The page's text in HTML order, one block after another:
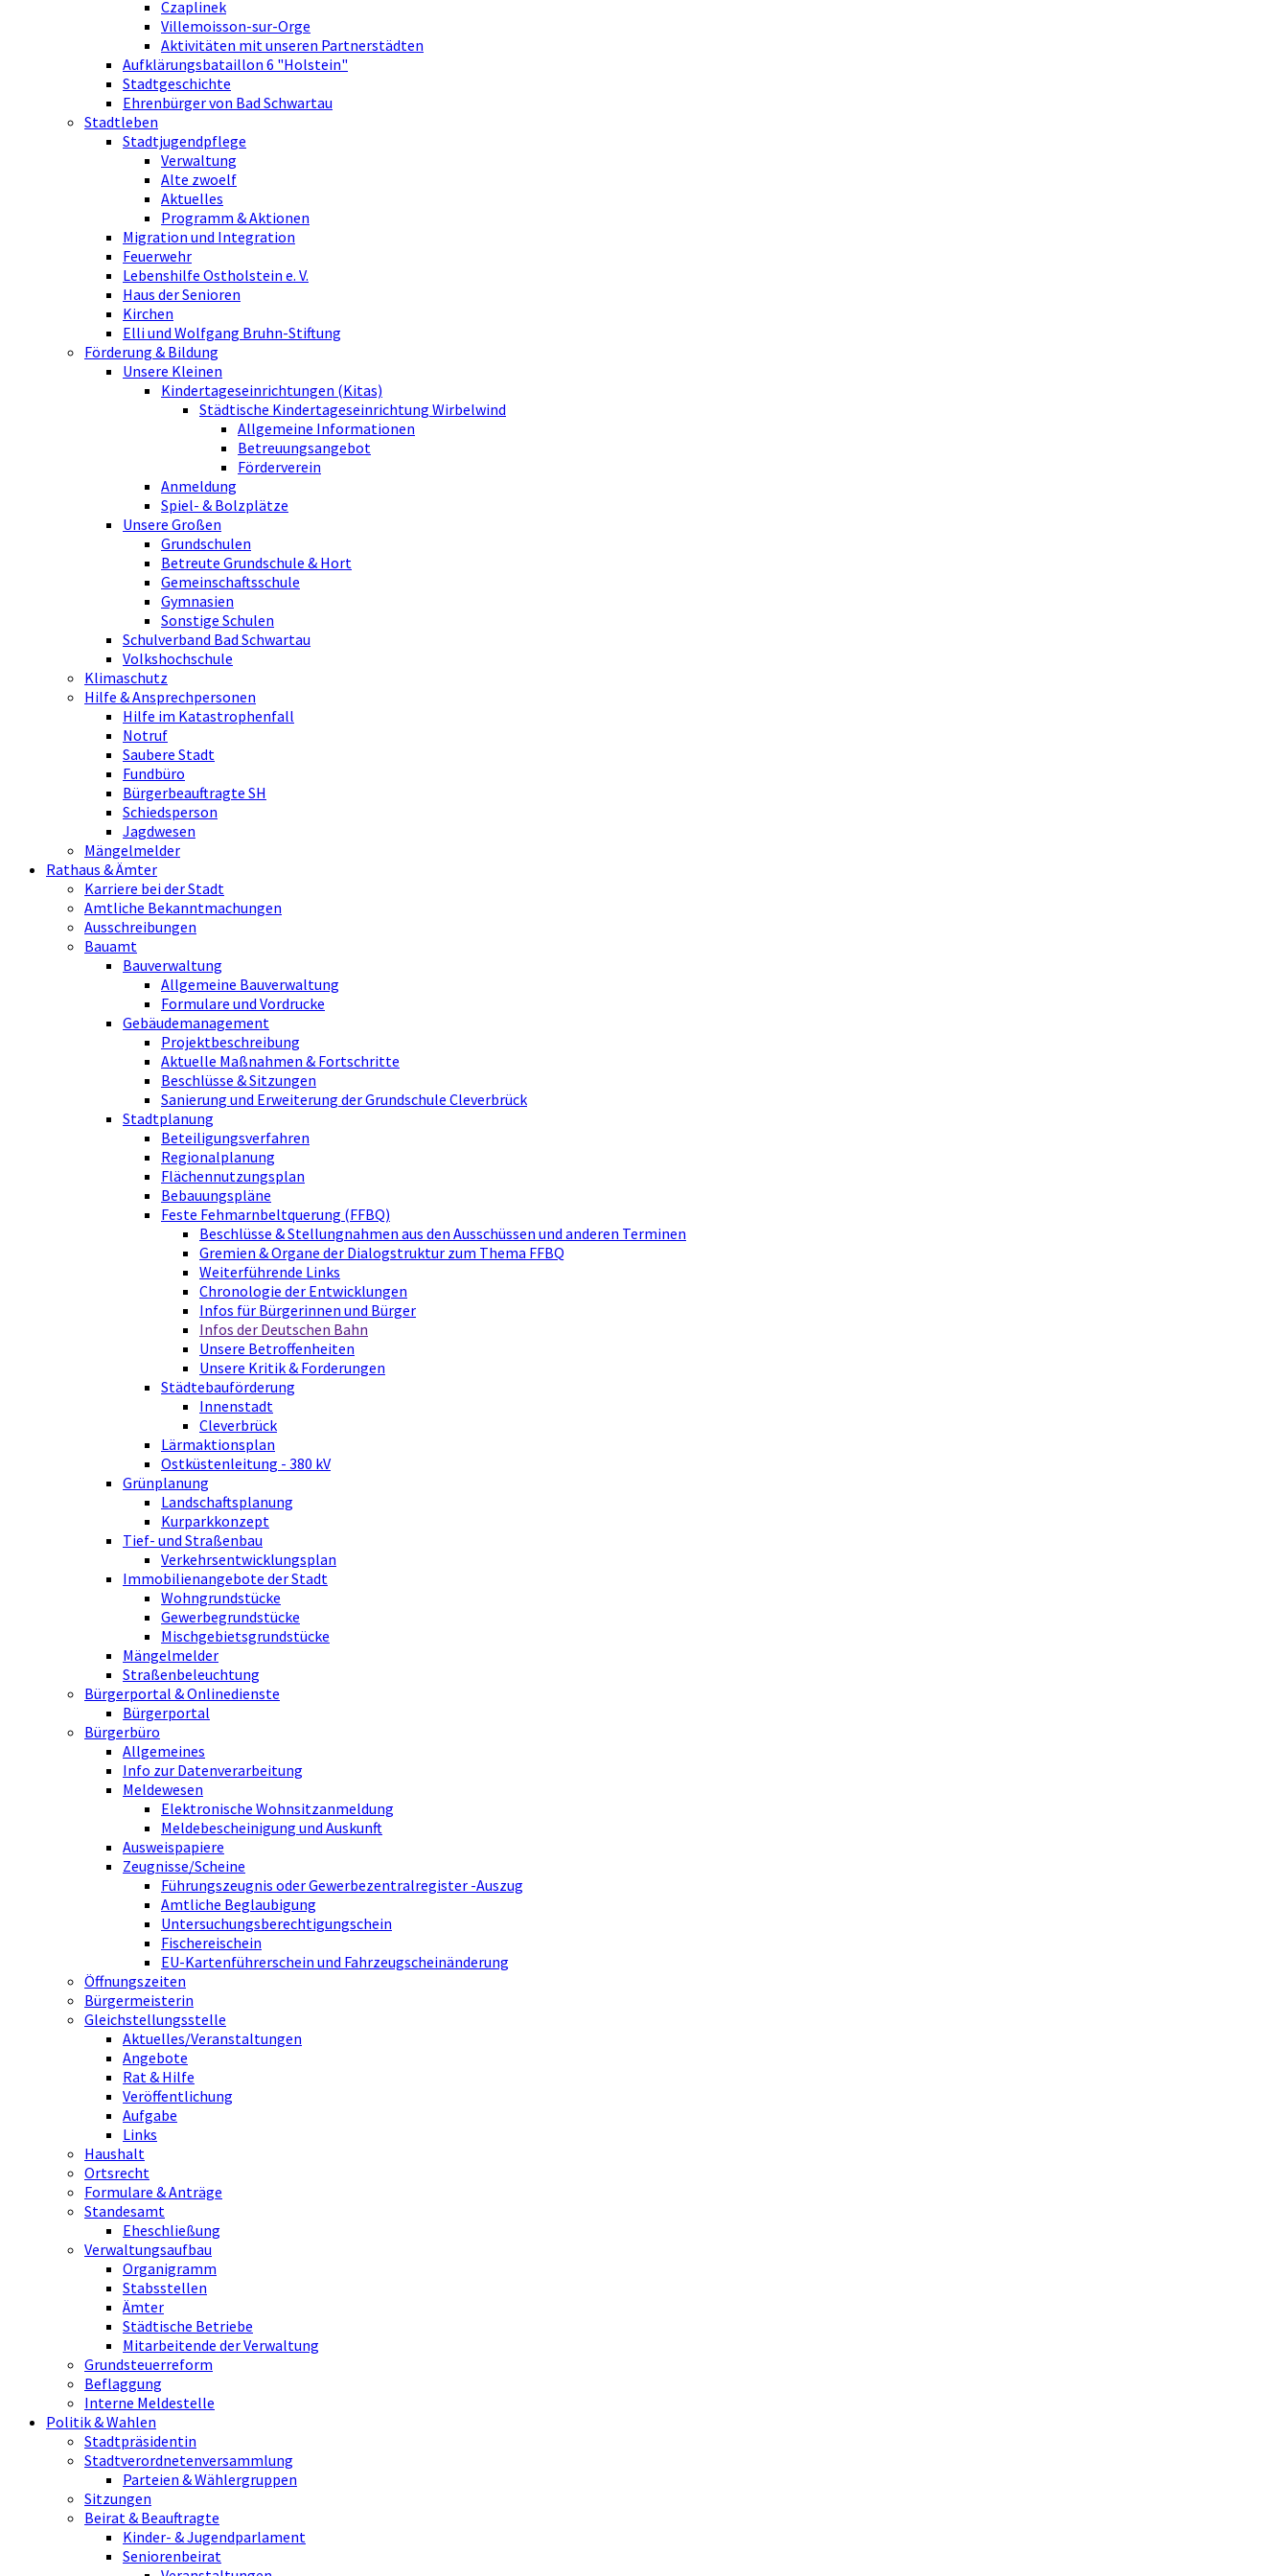
Czaplinek
Villemoisson-sur-Orge
Aktivitäten mit unseren Partnerstädten
Aufklärungsbataillon 6 "Holstein"
Stadtgeschichte
Ehrenbürger von Bad Schwartau
Stadtleben
Stadtjugendpflege
Verwaltung
Alte zwoelf
Aktuelles
Programm & Aktionen
Migration und Integration
Feuerwehr
Lebenshilfe Ostholstein e. V.
Haus der Senioren
Kirchen
Elli und Wolfgang Bruhn-Stiftung
Förderung & Bildung
Unsere Kleinen
Kindertageseinrichtungen (Kitas)
Städtische Kindertageseinrichtung Wirbelwind
Allgemeine Informationen
Betreuungsangebot
Förderverein
Anmeldung
Spiel- & Bolzplätze
Unsere Großen
Grundschulen
Betreute Grundschule & Hort
Gemeinschaftsschule
Gymnasien
Sonstige Schulen
Schulverband Bad Schwartau
Volkshochschule
Klimaschutz
Hilfe & Ansprechpersonen
Hilfe im Katastrophenfall
Notruf
Saubere Stadt
Fundbüro
Bürgerbeauftragte SH
Schiedsperson
Jagdwesen
Mängelmelder
Rathaus & Ämter
Karriere bei der Stadt
Amtliche Bekanntmachungen
Ausschreibungen
Bauamt
Bauverwaltung
Allgemeine Bauverwaltung
Formulare und Vordrucke
Gebäudemanagement
Projektbeschreibung
Aktuelle Maßnahmen & Fortschritte
Beschlüsse & Sitzungen
Sanierung und Erweiterung der Grundschule Cleverbrück
Stadtplanung
Beteiligungsverfahren
Regionalplanung
Flächennutzungsplan
Bebauungspläne
Feste Fehmarnbeltquerung (FFBQ)
Beschlüsse & Stellungnahmen aus den Ausschüssen und anderen Terminen
Gremien & Organe der Dialogstruktur zum Thema FFBQ
Weiterführende Links
Chronologie der Entwicklungen
Infos für Bürgerinnen und Bürger
Infos der Deutschen Bahn
Unsere Betroffenheiten
Unsere Kritik & Forderungen
Städtebauförderung
Innenstadt
Cleverbrück
Lärmaktionsplan
Ostküstenleitung - 380 kV
Grünplanung
Landschaftsplanung
Kurparkkonzept
Tief- und Straßenbau
Verkehrsentwicklungsplan
Immobilienangebote der Stadt
Wohngrundstücke
Gewerbegrundstücke
Mischgebietsgrundstücke
Mängelmelder
Straßenbeleuchtung
Bürgerportal & Onlinedienste
Bürgerportal
Bürgerbüro
Allgemeines
Info zur Datenverarbeitung
Meldewesen
Elektronische Wohnsitzanmeldung
Meldebescheinigung und Auskunft
Ausweispapiere
Zeugnisse/Scheine
Führungszeugnis oder Gewerbezentralregister -Auszug
Amtliche Beglaubigung
Untersuchungsberechtigungschein
Fischereischein
EU-Kartenführerschein und Fahrzeugscheinänderung
Öffnungszeiten
Bürgermeisterin
Gleichstellungsstelle
Aktuelles/Veranstaltungen
Angebote
Rat & Hilfe
Veröffentlichung
Aufgabe
Links
Haushalt
Ortsrecht
Formulare & Anträge
Standesamt
Eheschließung
Verwaltungsaufbau
Organigramm
Stabsstellen
Ämter
Städtische Betriebe
Mitarbeitende der Verwaltung
Grundsteuerreform
Beflaggung
Interne Meldestelle
Politik & Wahlen
Stadtpräsidentin
Stadtverordnetenversammlung
Parteien & Wählergruppen
Sitzungen
Beirat & Beauftragte
Kinder- & Jugendparlament
Seniorenbeirat